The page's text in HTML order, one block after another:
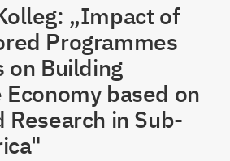
„Impact of
Programmes
on Building
based on
Research in Sub-